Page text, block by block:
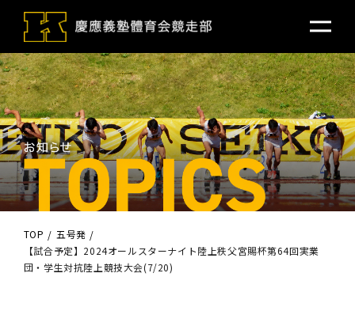
TOP
五号発
【試合予定】2024オールスターナイト陸上秩父宮賜杯第64回実業
団・学生対抗陸上競技大会(7/20)